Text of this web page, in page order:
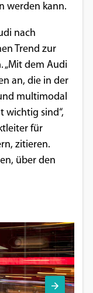
werden kann.
nach
Trend zur
„Mit dem Audi
an, die in der
multimodal
wichtig sind“,
für
zitieren.
über den